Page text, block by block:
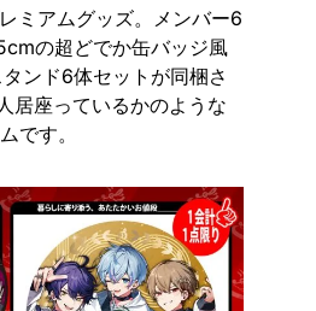
ミアムグッズ。メンバー6
の超どでか缶バッジ風
ンド6体セットが同梱さ
居座っているかのような
です。